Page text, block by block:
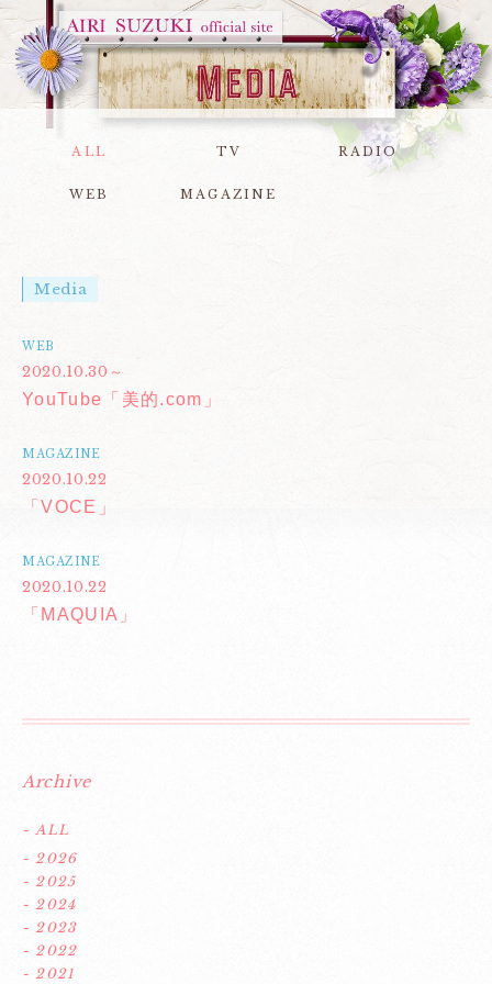
ALL TV RADIO
WEB MAGAZINE
Media
WEB
2020.10.30～
YouTube「美的.com」
MAGAZINE
2020.10.22
「VOCE」
MAGAZINE
2020.10.22
「MAQUIA」
Archive
- ALL
- 2026
- 2025
- 2024
- 2023
- 2022
- 2021